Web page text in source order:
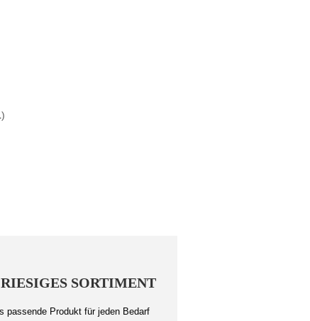
)
RIESIGES SORTIMENT
passende Produkt für jeden Bedarf